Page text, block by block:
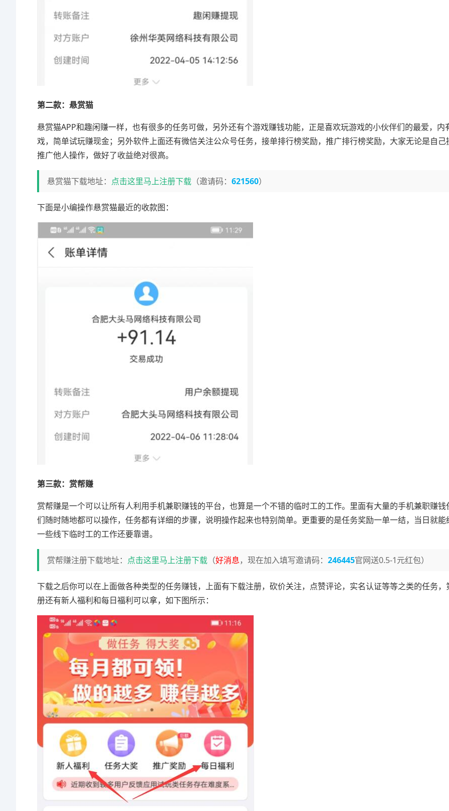
第二款：悬赏猫
悬赏猫APP和趣闲赚一样，也有很多的任务可做，另外还有个游戏赚钱功能，正是喜欢玩游戏的小伙伴们的最爱，内
戏，简单试玩赚现金；另外软件上面还有微信关注公众号任务，接单排行榜奖励，推广排行榜奖励，大家无论是自己
推广他人操作，做好了收益绝对很高。
悬赏猫下载地址： 点击这里马上注册下载 （邀请码： 621560）
下面是小编操作悬赏猫最近的收款图：
第三款：赏帮赚
赏帮赚是一个可以让所有人利用手机兼职赚钱的平台，也算是一个不错的临时工的工作。里面有大量的手机兼职赚钱
们随时随地都可以操作，任务都有详细的步骤，说明操作起来也特别简单。更重要的是任务奖励一单一结，当日就能
一些线下临时工的工作还要靠谱。
赏帮赚注册下载地址： 点击这里马上注册下载 （好消息，现在加入填写邀请码： 246445官网送0.5-1元红包）
下载之后你可以在上面做各种类型的任务赚钱，上面有下载注册，砍价关注，点赞评论，实名认证等等之类的任务，
册还有新人福利和每日福利可以拿，如下图所示：